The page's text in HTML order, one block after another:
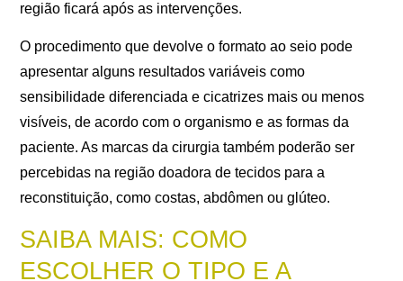
região ficará após as intervenções.
O procedimento que devolve o formato ao seio pode
apresentar alguns resultados variáveis como
sensibilidade diferenciada e cicatrizes mais ou menos
visíveis, de acordo com o organismo e as formas da
paciente. As marcas da cirurgia também poderão ser
percebidas na região doadora de tecidos para a
reconstituição, como costas, abdômen ou glúteo.
SAIBA MAIS: COMO
ESCOLHER O TIPO E A